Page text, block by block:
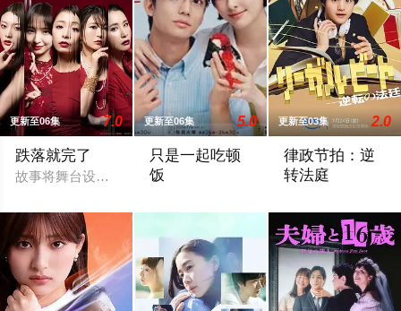
更新至06集 7.0
跌落就完了
故事将舞台设定在一栋新落成的豪华高级公寓中。主人公月岛明
更新至06集 5.0
只是一起吃顿
饭
更新至03集 2.0
律政节拍：逆
转法庭